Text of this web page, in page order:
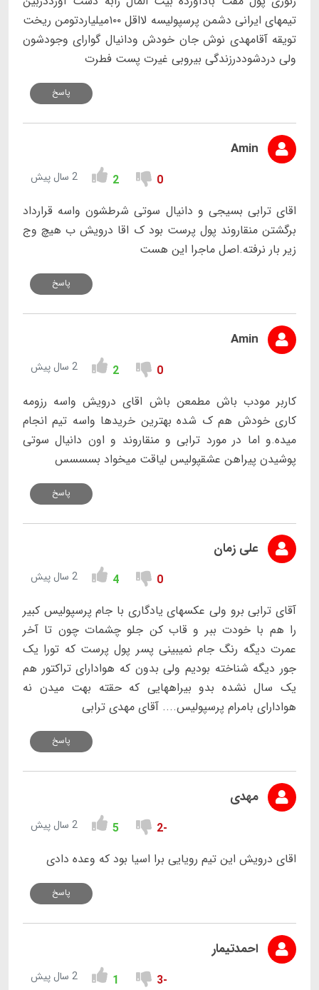
تیمهای ایرانی دشمن پرسپولیسه لااقل ۱۰۰میلیاردتومن ریخت
تویقه آقامهدی نوش جان خودش ودانیال گوارای وجودشون
ولی دردشوددرزندگی بیروبی غیرت پست فطرت
پاسخ
Amin
0
2 2 سال پیش
اقای ترابی بسیجی و دانیال سوتی شرطشون واسه قرارداد
برگشتن منقاروند پول پرست بود ک اقا درویش ب هیچ وج
زیر بار نرفته.اصل ماجرا این هست
پاسخ
Amin
0
2 2 سال پیش
کاربر مودب باش مطمعن باش اقای درویش واسه رزومه
کاری خودش هم ک شده بهترین خریدها واسه تیم انجام
میده.و اما در مورد ترابی و منقاروند و اون دانیال سوتی
پوشیدن پیراهن عشقپولیس لیاقت میخواد بسسسس
پاسخ
علی زمان
0
4 2 سال پیش
آقای ترابی برو ولی عکسهای یادگاری با جام پرسپولیس کبیر
را هم با خودت ببر و قاب کن جلو چشمات چون تا آخر
عمرت دیگه رنگ جام نمیبینی پسر پول پرست که تورا یک
جور دیگه شناخته بودیم ولی بدون که هوادارای تراکتور هم
یک سال نشده بدو بیراههایی که حقته بهت میدن نه
هوادارای بامرام پرسپولیس.... آقای مهدی ترابی
پاسخ
مهدی
-2
5 2 سال پیش
اقای درویش این تیم رویایی برا اسیا بود که وعده دادی
پاسخ
احمدتیمار
-3
1 2 سال پیش